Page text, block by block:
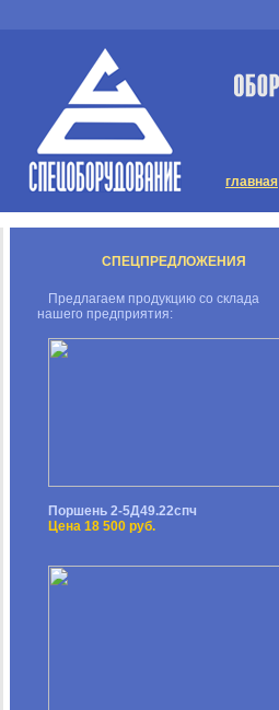
главная
СПЕЦПРЕДЛОЖЕНИЯ
Предлагаем продукцию со склада
нашего предприятия:
Поршень 2-5Д49.22спч
Цена 18 500 руб.